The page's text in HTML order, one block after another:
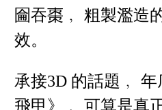
圇吞棗﹐ 粗製濫造
效。
承接3D 的話題﹐
飛甲》﹐ 可算是真